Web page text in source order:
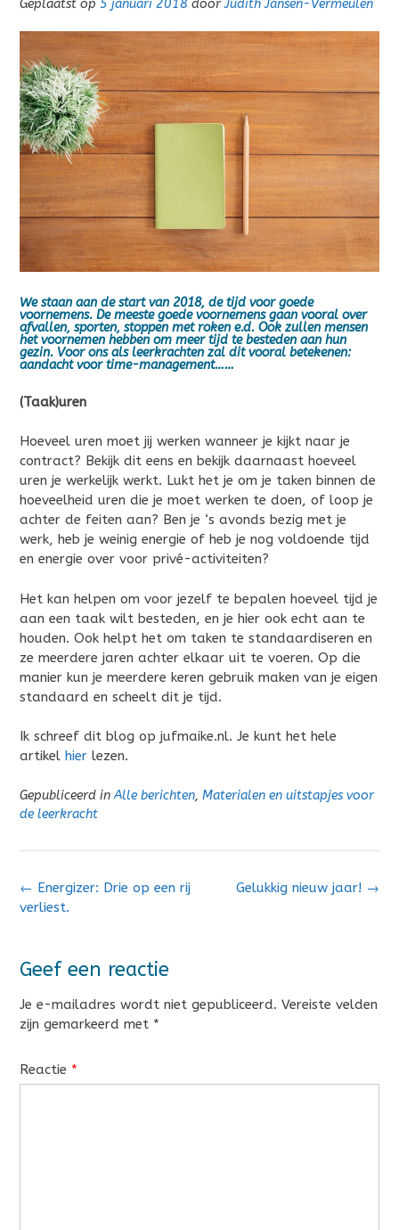
Geplaatst op 5 januari 2018 doorJudith Jansen-Vermeulen
We staan aan de start van 2018, de tijd voor goede
voornemens. De meeste goede voornemens gaan vooral over
afvallen, sporten, stoppen met roken e.d. Ook zullen mensen
het voornemen hebben om meer tijd te besteden aan hun
gezin. Voor ons als leerkrachten zal dit vooral betekenen:
aandacht voor time-management……
(Taak)uren
Hoeveel uren moet jij werken wanneer je kijkt naar je
contract? Bekijk dit eens en bekijk daarnaast hoeveel
uren je werkelijk werkt. Lukt het je om je taken binnen de
hoeveelheid uren die je moet werken te doen, of loop je
achter de feiten aan? Ben je ‘s avonds bezig met je
werk, heb je weinig energie of heb je nog voldoende tijd
en energie over voor privé-activiteiten?
Het kan helpen om voor jezelf te bepalen hoeveel tijd je
aan een taak wilt besteden, en je hier ook echt aan te
houden. Ook helpt het om taken te standaardiseren en
ze meerdere jaren achter elkaar uit te voeren. Op die
manier kun je meerdere keren gebruik maken van je eigen
standaard en scheelt dit je tijd.
Ik schreef dit blog op jufmaike.nl. Je kunt het hele
artikel hier lezen.
Gepubliceerd inAlle berichten, Materialen en uitstapjes voor
de leerkracht
Bericht
navigatie
Gelukkig nieuw jaar! →
← Energizer: Drie op een rij
verliest.
Geef een reactie
Je e-mailadres wordt niet gepubliceerd. Vereiste velden
zijn gemarkeerd met *
Reactie *